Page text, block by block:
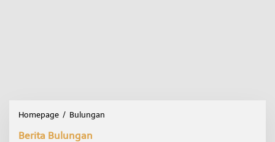
Homepage / Bulungan
Berita Bulungan